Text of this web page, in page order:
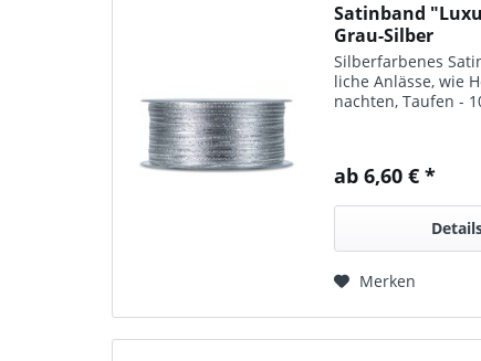
Satinband
Grau-Silber
Silberfarbenes
liche An­lässe, wie
nachten, Taufen -
ab 6,60 € *
Merken